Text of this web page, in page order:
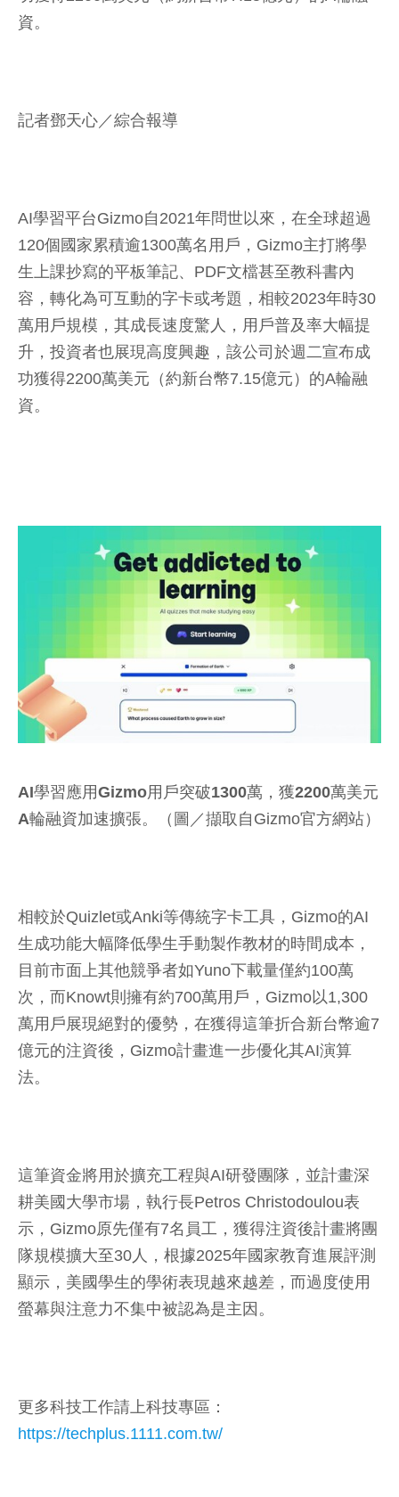
資。
記者鄧天心／綜合報導
AI學習平台Gizmo自2021年問世以來，在全球超過
120個國家累積逾1300萬名用戶，Gizmo主打將學
生上課抄寫的平板筆記、PDF文檔甚至教科書內
容，轉化為可互動的字卡或考題，相較2023年時30
萬用戶規模，其成長速度驚人，用戶普及率大幅提
升，投資者也展現高度興趣，該公司於週二宣布成
功獲得2200萬美元（約新台幣7.15億元）的A輪融
資。
AI學習應用Gizmo用戶突破1300萬，獲2200萬美元
A輪融資加速擴張。
（圖／擷取自Gizmo官方網站）
相較於Quizlet或Anki等傳統字卡工具，Gizmo的AI
生成功能大幅降低學生手動製作教材的時間成本，
目前市面上其他競爭者如Yuno下載量僅約100萬
次，而Knowt則擁有約700萬用戶，Gizmo以1,300
萬用戶展現絕對的優勢，在獲得這筆折合新台幣逾7
億元的注資後，Gizmo計畫進一步優化其AI演算
法。
這筆資金將用於擴充工程與AI研發團隊，並計畫深
耕美國大學市場，執行長Petros Christodoulou表
示，Gizmo原先僅有7名員工，獲得注資後計畫將團
隊規模擴大至30人，根據2025年國家教育進展評測
顯示，美國學生的學術表現越來越差，而過度使用
螢幕與注意力不集中被認為是主因。
更多科技工作請上科技專區：
https://techplus.1111.com.tw/